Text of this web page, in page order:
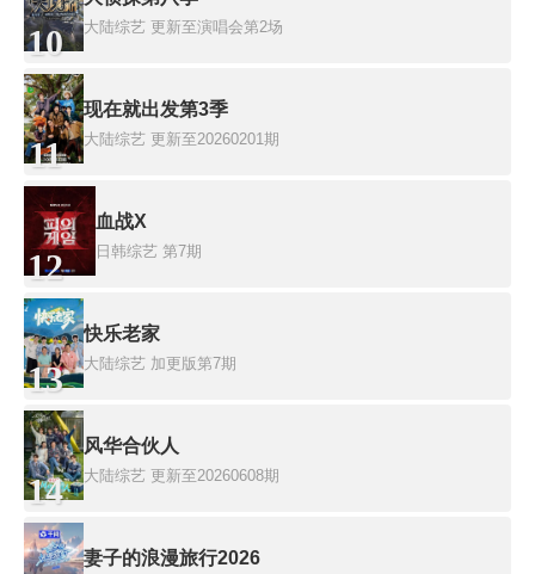
10 大陆综艺 更新至演唱会第2场
11
现在就出发第3季
大陆综艺 更新至20260201期
12
血战X
日韩综艺 第7期
13
快乐老家
大陆综艺 加更版第7期
14
风华合伙人
大陆综艺 更新至20260608期
妻子的浪漫旅行2026